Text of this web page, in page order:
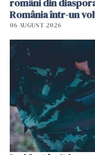
români din
România într-un
06 AUGUST 2026